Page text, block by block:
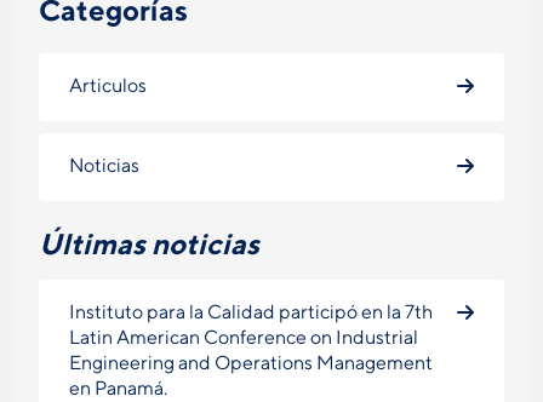
Categorías
Articulos
Noticias
Últimas noticias
Instituto para la Calidad participó en la 7th
Latin American Conference on Industrial
Engineering and Operations Management
en Panamá.